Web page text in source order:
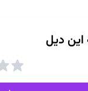
این دیل